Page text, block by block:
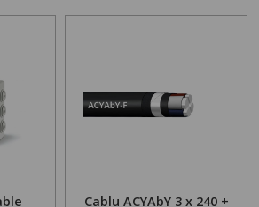
Cablu ACYAbY 3 x 240 +